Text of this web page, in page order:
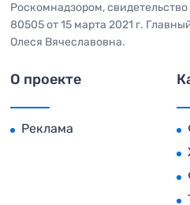
Роскомнадзором,
80505 от 15 марта 2021 г.
Олеся Вячеславовна.
О проекте
Реклама